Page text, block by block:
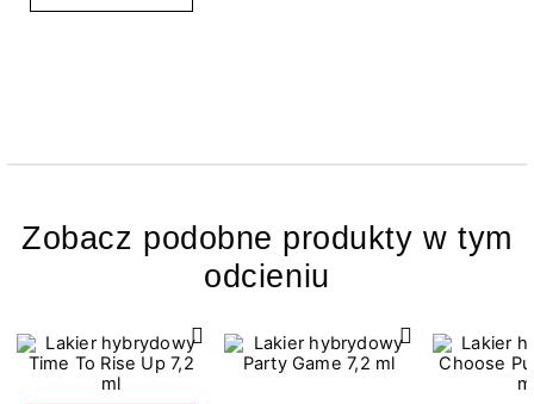
Zobacz podobne produkty w tym
odcieniu